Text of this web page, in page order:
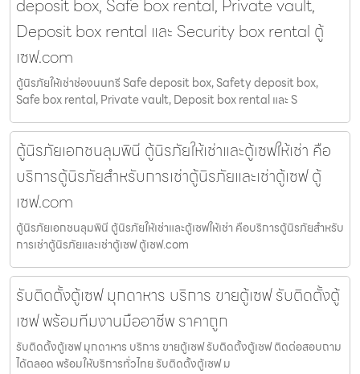
deposit box, Safe box rental, Private vault,
Deposit box rental และ Security box rental ตู้
เซฟ.com
ตู้นิรภัยให้เช่าช่องนนทรี Safe deposit box, Safety deposit box,
Safe box rental, Private vault, Deposit box rental และ S
ตู้นิรภัยเอกชนลุมพินี ตู้นิรภัยให้เช่าและตู้เซฟให้เช่า คือ
บริการตู้นิรภัยสำหรับการเช่าตู้นิรภัยและเช่าตู้เซฟ ตู้
เซฟ.com
ตู้นิรภัยเอกชนลุมพินี ตู้นิรภัยให้เช่าและตู้เซฟให้เช่า คือบริการตู้นิรภัยสำหรับ
การเช่าตู้นิรภัยและเช่าตู้เซฟ ตู้เซฟ.com
รับติดตั้งตู้เซฟ มุกดาหาร บริการ ขายตู้เซฟ รับติดตั้งตู้
เซฟ พร้อมทีมงานมืออาชีพ ราคาถูก
รับติดตั้งตู้เซฟ มุกดาหาร บริการ ขายตู้เซฟ รับติดตั้งตู้เซฟ ติดต่อสอบถาม
ได้ตลอด พร้อมให้บริการทั่วไทย รับติดตั้งตู้เซฟ ม